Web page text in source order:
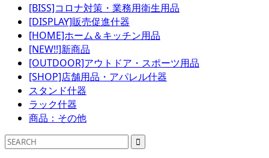
[BISS]コロナ対策・業務用衛生用品
[DISPLAY]販売促進什器
[HOME]ホーム＆キッチン用品
[NEW!!]新商品
[OUTDOOR]アウトドア・スポーツ用品
[SHOP]店舗用品・アパレル什器
スタンド什器
ラック什器
商品：その他